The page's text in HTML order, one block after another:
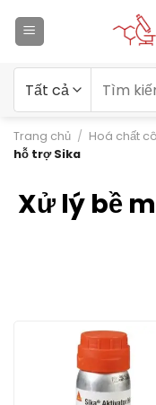
qua
kiếm:
Trang chủ / Hoá chất
hỗ trợ Sika
Xử lý bề